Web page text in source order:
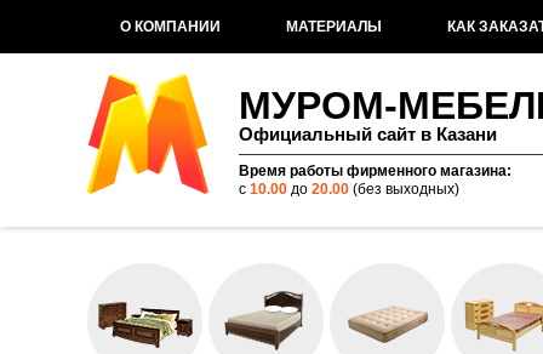
О КОМПАНИИ МАТЕРИАЛЫ КАК
МУРОМ-
Официальный сайт в Казани
Время работы фирменного магазина:
с 10.00 до 20.00 (без выходных)